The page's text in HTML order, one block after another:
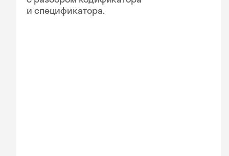
и спецификатора.